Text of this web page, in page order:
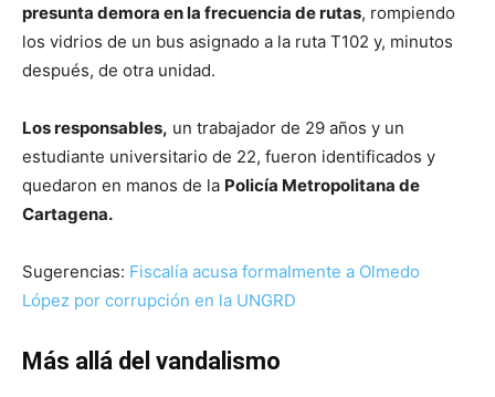
presunta demora en la frecuencia de rutas, rompiendo
los vidrios de un bus asignado a la ruta T102 y, minutos
después, de otra unidad.
Los responsables, un trabajador de 29 años y un
estudiante universitario de 22, fueron identificados y
quedaron en manos de la Policía Metropolitana de
Cartagena.
Sugerencias: Fiscalía acusa formalmente a Olmedo
López por corrupción en la UNGRD
Más allá del vandalismo